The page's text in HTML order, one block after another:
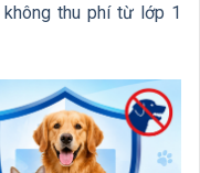
thu phí từ lớp 1